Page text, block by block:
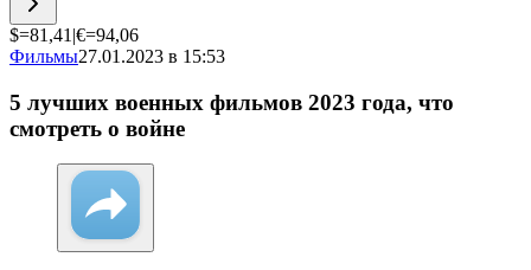
$=81,41 |€=94,06
Фильмы27.01.2023 в 15:53
5 лучших военных фильмов 2023 года, что
смотреть о войне